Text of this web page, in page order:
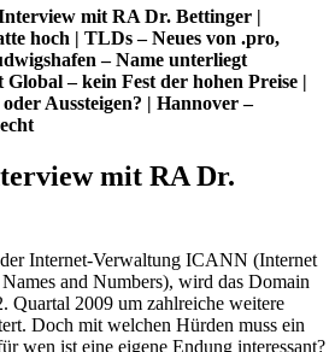
mit RA Dr. Bettinger |
hoch | TLDs – Neues von .pro,
– Name unterliegt
– kein Fest der hohen Preise |
Aussteigen? | Hannover –
mit RA Dr.
Internet-Verwaltung ICANN (Internet
and Numbers), wird das Domain
Quartal 2009 um zahlreiche weitere
Doch mit welchen Hürden muss ein
wen ist eine eigene Endung interessant?